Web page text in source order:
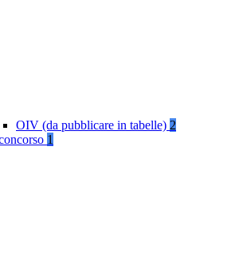
OIV (da pubblicare in tabelle) 2
1